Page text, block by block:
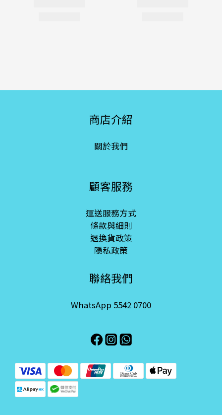
商店介紹
關於我們
顧客服務
運送服務方式
條款與細則
退換貨政策
隱私政策
聯絡我們
WhatsApp 5542 0700